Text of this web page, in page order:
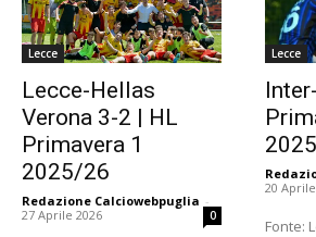
Lecce
Lecce-Hellas
Verona 3-2 | HL
Primavera 1
2025/26
Redazione Calciowebpuglia -
27 Aprile 2026
0
Lecce
20
Fonte: